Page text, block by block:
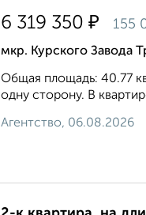
6 319 350 ₽ 155
мкр. Курского Завода
Общая площадь: 40.77
одну сторону. В
Агентство, 06.08.2026